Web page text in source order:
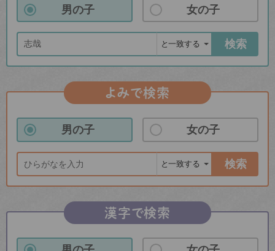
男の子 女の子
検索
よみで検索
男の子 女の子
検索
漢字で検索